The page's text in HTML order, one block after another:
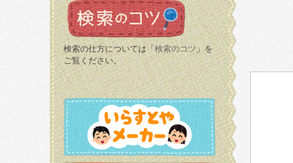
検索の仕方については「 検索のコツ 」を
ご覧ください。